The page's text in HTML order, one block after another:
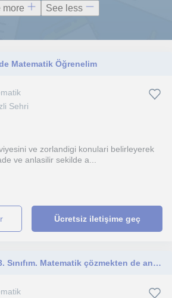
more
See less
Matematik Öğrenelim
Sehri
ve zorlandigi konulari belirleyerek
ve anlasilir sekilde a...
Ücretsiz iletişime geç
Kimya Mühendisliği 3. Sınıfım. Matematik çözmekten de anlatmaktan da hep zevk aldım. TYT, AYT ve ortaokul matematiği anlatabilirim